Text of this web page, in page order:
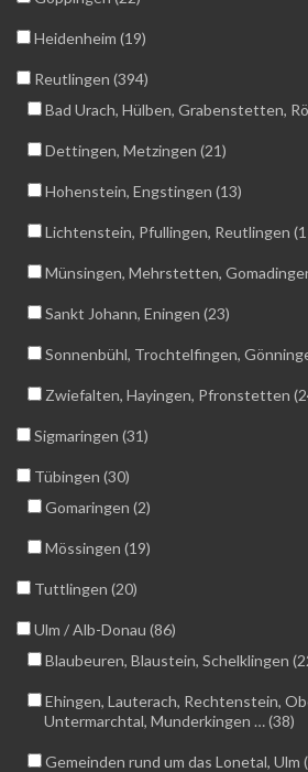
Heidenheim (19)
Reutlingen (394)
Bad Urach, Hülben, Grabenstetten,
Dettingen, Metzingen (21)
Hohenstein, Engstingen (13)
Lichtenstein, Pfullingen, Reutlingen
Münsingen, Mehrstetten,
Sankt Johann, Eningen (23)
Sonnenbühl, Trochtelfingen,
Zwiefalten, Hayingen, Pfronstetten
Sigmaringen (31)
Tübingen (30)
Gomaringen (2)
Mössingen (19)
Tuttlingen (20)
Ulm / Alb-Donau (86)
Blaubeuren, Blaustein, Schelklingen
Ehingen, Lauterach, Rechtenstein,
Untermarchtal, Munderkingen … (38)
Gemeinden rund um das Lonetal, Ulm